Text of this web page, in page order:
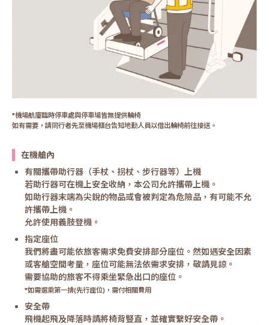
*機場航廈臨時停車處與停車場皆無提供輪椅
如有需要，請同行者先至機場櫃台告知地勤人員以借出輪椅前往接送。
在機艙內
有關攜帶助行器（手杖、拐杖、步行器等）上機
若助行器可在機上安全收納，本公司允許攜帶上機。
如助行器末端為尖銳的物品或會被判定為危險品，有可能不允
許攜帶上機。
允許使用義肢登機。
指定座位
我們將盡可能依旅客需求免費安排部分座位。然如遇安全因素
或客艙空間考量，座位可能無法依需求安排，敬請見諒。
需要協助的旅客不得乘坐緊急出口的座位。
*如需選乘第一排(先行座位)，需付相關費用
安全帶
飛機起飛及降落時請將椅背豎直，並確實繫好安全帶。